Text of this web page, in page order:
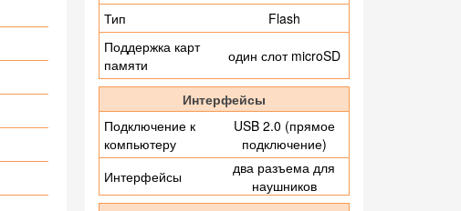
Тип
Flash
Поддержка карт
памяти
один слот microSD
Интерфейсы
Подключение к
компьютеру
USB 2.0 (прямое
подключение)
Интерфейсы
два разъема для
наушников